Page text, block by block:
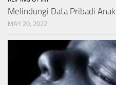
Melindungi Data Pribadi Anak
MAY 20, 2022